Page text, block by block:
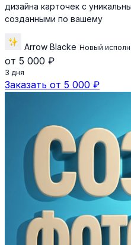
дизайна карточек с
созданными по вашему
Arrow Blacke Новый
от 5 000 ₽
3 дня
Заказать от 5 000 ₽